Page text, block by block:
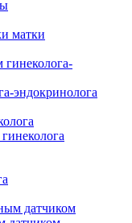
матки
эндокринолога
датчиком